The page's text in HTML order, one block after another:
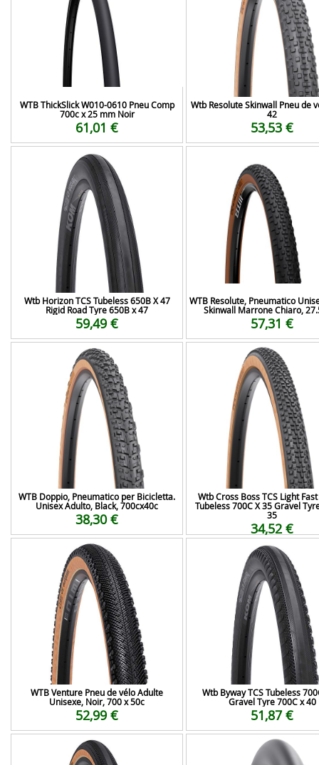
WTB ThickSlick W010-0610 Pneu Comp
700c x 25 mm Noir
61,01 €
Wtb Resolute Skinwall Pneu de
42
53,53 €
Wtb Horizon TCS Tubeless 650B X 47
Rigid Road Tyre 650B x 47
59,49 €
WTB Resolute, Pneumatico
Skinwall Marrone Chiaro,
57,31 €
WTB Doppio, Pneumatico per Bicicletta.
Unisex Adulto, Black, 700cx40c
38,30 €
Wtb Cross Boss TCS Light
Tubeless 700C X 35 Gravel
35
34,52 €
WTB Venture Pneu de vélo Adulte
Unisexe, Noir, 700 x 50c
52,99 €
Wtb Byway TCS Tubeless
Gravel Tyre 700C x 40
51,87 €